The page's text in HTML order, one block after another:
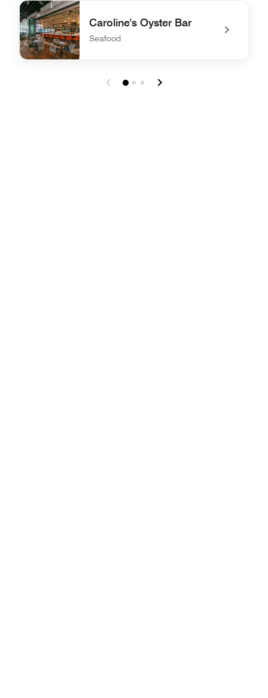
undefined Dean's Italian Steakhouse
Caroline's Oyster Bar
Seafood